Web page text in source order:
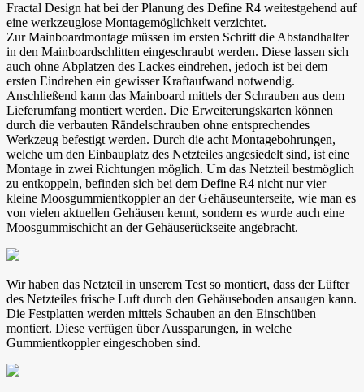
Fractal Design hat bei der Planung des Define R4 weitestgehend auf
eine werkzeuglose Montagemöglichkeit verzichtet.
Zur Mainboardmontage müssen im ersten Schritt die Abstandhalter
in den Mainboardschlitten eingeschraubt werden. Diese lassen sich
auch ohne Abplatzen des Lackes eindrehen, jedoch ist bei dem
ersten Eindrehen ein gewisser Kraftaufwand notwendig.
Anschließend kann das Mainboard mittels der Schrauben aus dem
Lieferumfang montiert werden. Die Erweiterungskarten können
durch die verbauten Rändelschrauben ohne entsprechendes
Werkzeug befestigt werden. Durch die acht Montagebohrungen,
welche um den Einbauplatz des Netzteiles angesiedelt sind, ist eine
Montage in zwei Richtungen möglich. Um das Netzteil bestmöglich
zu entkoppeln, befinden sich bei dem Define R4 nicht nur vier
kleine Moosgummientkoppler an der Gehäuseunterseite, wie man es
von vielen aktuellen Gehäusen kennt, sondern es wurde auch eine
Moosgummischicht an der Gehäuserückseite angebracht.
Wir haben das Netzteil in unserem Test so montiert, dass der Lüfter
des Netzteiles frische Luft durch den Gehäuseboden ansaugen kann.
Die Festplatten werden mittels Schauben an den Einschüben
montiert. Diese verfügen über Aussparungen, in welche
Gummientkoppler eingeschoben sind.